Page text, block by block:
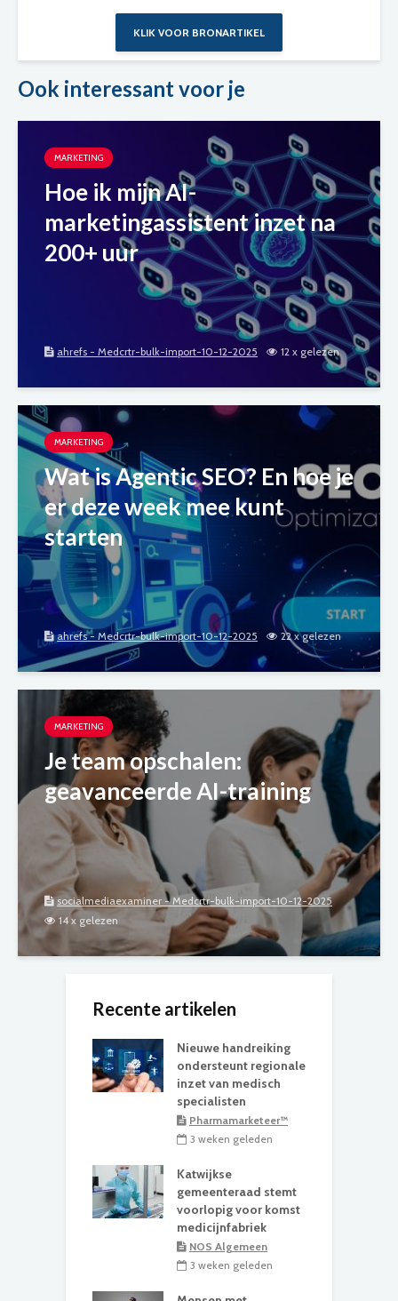
KLIK VOOR BRONARTIKEL
Ook interessant voor je
MARKETING
Hoe ik mijn AI-
marketingassistent inzet na
200+ uur
ahrefs - Medcrtr-bulk-import-10-12-2025 12 x gelezen
MARKETING
Wat is Agentic SEO? En hoe je
er deze week mee kunt
starten
ahrefs - Medcrtr-bulk-import-10-12-2025 22 x gelezen
MARKETING
Je team opschalen:
geavanceerde AI-training
socialmediaexaminer - Medcrtr-bulk-import-10-12-2025
14 x gelezen
Recente artikelen
Nieuwe handreiking
ondersteunt regionale
inzet van medisch
specialisten
Pharmamarketeer™
3 weken geleden
Katwijkse
gemeenteraad stemt
voorlopig voor komst
medicijnfabriek
NOS Algemeen
3 weken geleden